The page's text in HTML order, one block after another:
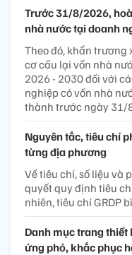
Trước 31/8/2026,
nhà nước tại doanh
Theo đó, khẩn trương
cơ cấu lại vốn nhà
2026 - 2030 đối với
nghiệp có vốn nhà
thành trước ngày 31/
Nguyên tắc, tiêu chí
từng địa phương
Về tiêu chí, số liệu và
quyết quy định tiêu
nhiên, tiêu chí GRDP
Danh mục trang thiết
ứng phó, khắc phục